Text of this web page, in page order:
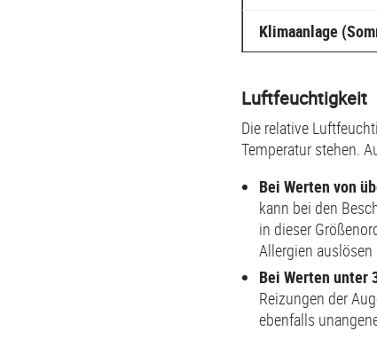
Klimaanlage
Luftfeuchtigkeit
Die relative
Temperatur stehen.
Bei Werten von
kann bei den
in dieser
Allergien
Bei Werten unter
Reizungen der
ebenfalls